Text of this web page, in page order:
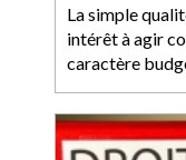
La simple
intérêt à agir
caractère